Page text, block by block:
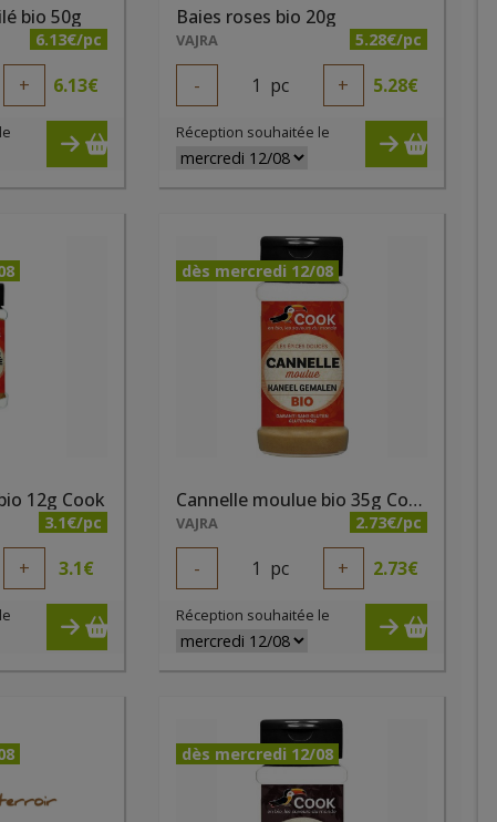
bio 50g
6.13€/pc
+ 6.13€
Baies roses bio 20g
VAJRA 5.28€/pc
- 1 pc + 5.28€
Réception souhaitée le
12g Cook
3.1€/pc
+ 3.1€
dès mercredi 12/08
Cannelle moulue bio 35g Cook
VAJRA 2.73€/pc
- 1 pc + 2.73€
Réception souhaitée le
dès mercredi 12/08